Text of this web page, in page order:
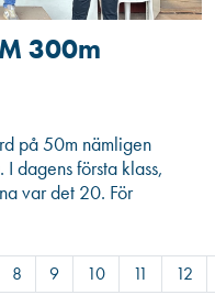
300m
på 50m nämligen
dagens första klass,
var det 20. För
8 9 10 11 12